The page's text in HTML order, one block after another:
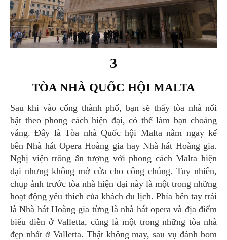
3
TÒA NHÀ QUỐC HỘI MALTA
Sau khi vào cổng thành phố, bạn sẽ thấy tòa nhà nổi
bật theo phong cách hiện đại, có thể làm bạn choáng
váng. Đây là Tòa nhà Quốc hội Malta nằm ngay kế
bên Nhà hát Opera Hoàng gia hay Nhà hát Hoàng gia.
Nghị viện trông ấn tượng với phong cách Malta hiện
đại nhưng không mở cửa cho công chúng. Tuy nhiên,
chụp ảnh trước tòa nhà hiện đại này là một trong những
hoạt động yêu thích của khách du lịch. Phía bên tay trái
là Nhà hát Hoàng gia từng là nhà hát opera và địa điểm
biểu diễn ở Valletta, cũng là một trong những tòa nhà
đẹp nhất ở Valletta. Thật không may, sau vụ đánh bom